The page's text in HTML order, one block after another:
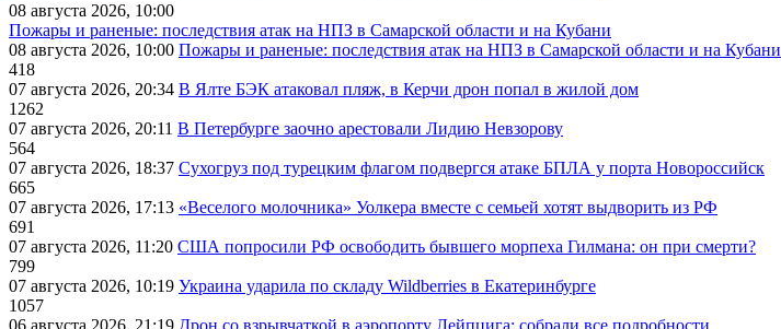
08 августа 2026, 10:00
Пожары и раненые: последствия атак на НПЗ в Самарской области и на Кубани
08 августа 2026, 10:00 Пожары и раненые: последствия атак на НПЗ в Самарской области и на Кубани
418
07 августа 2026, 20:34 В Ялте БЭК атаковал пляж, в Керчи дрон попал в жилой дом
1262
07 августа 2026, 20:11 В Петербурге заочно арестовали Лидию Невзорову
564
07 августа 2026, 18:37 Сухогруз под турецким флагом подвергся атаке БПЛА у порта Новороссийск
665
07 августа 2026, 17:13 «Веселого молочника» Уолкера вместе с семьей хотят выдворить из РФ
691
07 августа 2026, 11:20 США попросили РФ освободить бывшего морпеха Гилмана: он при смерти?
799
07 августа 2026, 10:19 Украина ударила по складу Wildberries в Екатеринбурге
1057
06 августа 2026, 21:19 Дрон со взрывчаткой в аэропорту Лейпцига: собрали все подробности